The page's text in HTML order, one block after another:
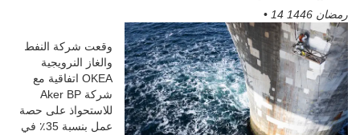
• 14 رمضان 1446
وقعت شركة النفط
والغاز النرويجية
OKEA اتفاقية مع
شركة Aker BP
للاستحواذ على حصة
عمل بنسبة 35٪ في